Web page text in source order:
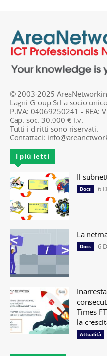
© 2003-2025
Lagni Group Srl a socio unico
P.IVA: 04069250241 - REA:
Cap. soc. 30.000 € i.v.
Tutti i diritti sono riservati.
Contattaci:
I più letti
Il
Docs 6
La
Docs 6
Times
la
Attualità